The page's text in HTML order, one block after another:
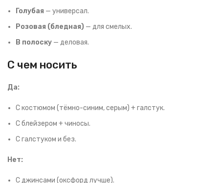
Голубая — универсал.
Розовая (бледная) — для смелых.
В полоску — деловая.
С чем носить
Да:
С костюмом (тёмно-синим, серым) + галстук.
С блейзером + чиносы.
С галстуком и без.
Нет:
С джинсами (оксфорд лучше).